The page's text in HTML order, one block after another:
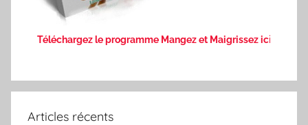
Téléchargez le programme Mangez et Maigrissez ici
Articles récents